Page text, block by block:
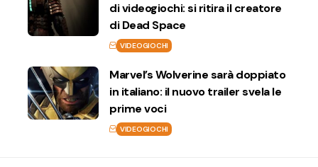
di videogiochi: si ritira il creatore
di Dead Space
VIDEOGIOCHI
Marvel’s Wolverine sarà doppiato
in italiano: il nuovo trailer svela le
prime voci
VIDEOGIOCHI